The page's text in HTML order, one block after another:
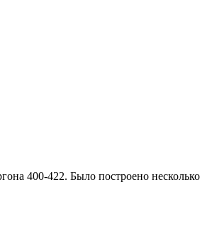
400-422. Было построено несколько